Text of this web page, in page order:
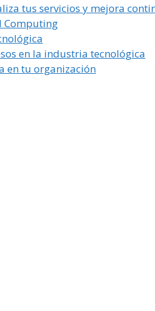
tus servicios y mejora
Computing
en la industria tecnológica
en tu organización